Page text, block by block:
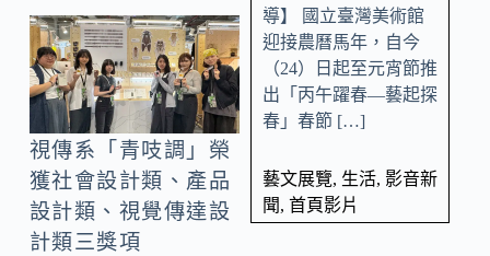
視傳系「青吱調」榮
獲社會設計類、產品
設計類、視覺傳達設
計類三獎項
導】 國立臺灣美術館
迎接農曆馬年，自今
（24）日起至元宵節推
出「丙午躍春—藝起探
春」春節 […]
藝文展覽, 生活, 影音新
聞, 首頁影片